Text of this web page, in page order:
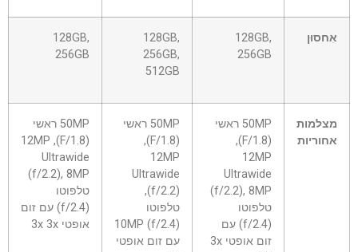
אִחסוּן
128GB,
256GB
128GB,
256GB,
512GB
128GB,
256GB
מצלמות
אחוריות
50MP ראשי
(F/1.8),
12MP
Ultrawide
(f/2.2), 8MP
טלפוטו
(f/2.4) עם
זום אופטי 3x
50MP ראשי
(F/1.8),
12MP
Ultrawide
(f/2.2),
טלפוטו
10MP (f/2.4)
עם זום אופטי
50MP ראשי
(F/1.8), 12MP
Ultrawide
(f/2.2), 8MP
טלפוטו
(f/2.4) עם זום
אופטי 3x 3x